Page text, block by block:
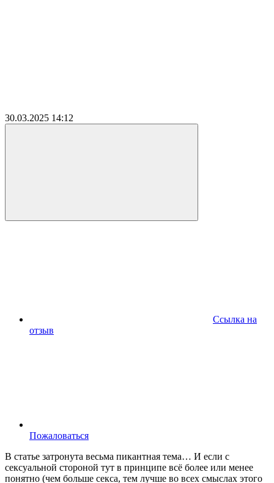
30.03.2025 14:12
Ссылка на
отзыв
Пожаловаться
В статье затронута весьма пикантная тема… И если с
сексуальной стороной тут в принципе всё более или менее
понятно (чем больше секса, тем лучше во всех смыслах этого